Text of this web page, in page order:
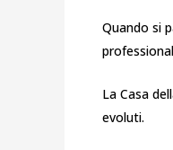
Quando si
La Casa
evoluti.